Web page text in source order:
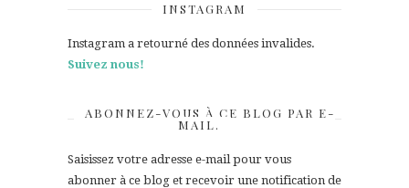
INSTAGRAM
Instagram a retourné des données invalides.
Suivez nous!
ABONNEZ-VOUS À CE BLOG PAR E-
MAIL.
Saisissez votre adresse e-mail pour vous
abonner à ce blog et recevoir une notification de